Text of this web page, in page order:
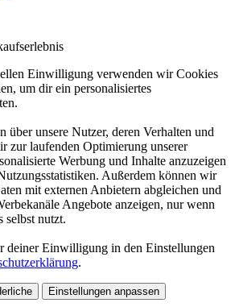
Einwilligung verwenden wir Cookies
um dir ein personalisiertes
über unsere Nutzer, deren Verhalten und
zur laufenden Optimierung unserer
Werbung und Inhalte anzuzeigen
Außerdem können wir
mit externen Anbietern abgleichen und
Angebote anzeigen, nur wenn
selbst nutzt.
deiner Einwilligung in den Einstellungen
.
Einstellungen anpassen